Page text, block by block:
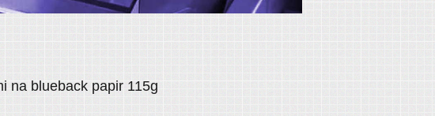
na blueback papir 115g